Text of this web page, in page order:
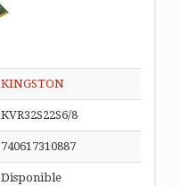
KINGSTON
KVR32S22S6/8
740617310887
Disponible